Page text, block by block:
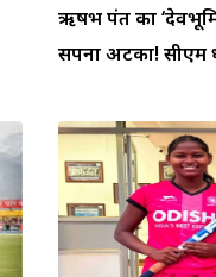
ऋषभ पंत का
सपना अटका! सीएम